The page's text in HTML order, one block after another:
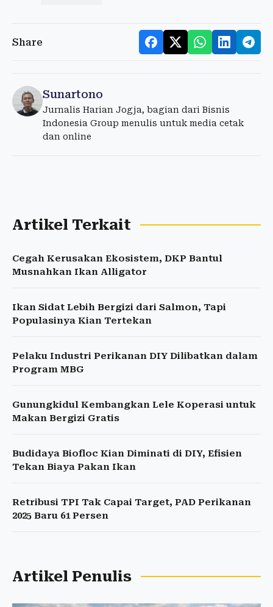
Share
Sunartono
Jurnalis Harian Jogja, bagian dari Bisnis
Indonesia Group menulis untuk media cetak
dan online
Artikel Terkait
Cegah Kerusakan Ekosistem, DKP Bantul
Musnahkan Ikan Alligator
Ikan Sidat Lebih Bergizi dari Salmon, Tapi
Populasinya Kian Tertekan
Pelaku Industri Perikanan DIY Dilibatkan dalam
Program MBG
Gunungkidul Kembangkan Lele Koperasi untuk
Makan Bergizi Gratis
Budidaya Biofloc Kian Diminati di DIY, Efisien
Tekan Biaya Pakan Ikan
Retribusi TPI Tak Capai Target, PAD Perikanan
2025 Baru 61 Persen
Artikel Penulis